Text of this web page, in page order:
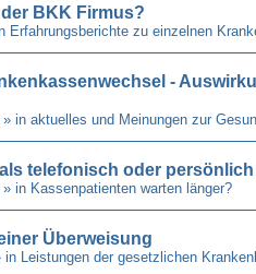
BKK Firmus?
Erfahrungsberichte zu einzelnen
-
» in aktuelles und Meinungen zur
telefonisch oder persönlich
» in Kassenpatienten warten länger?
Überweisung
in Leistungen der gesetzlichen